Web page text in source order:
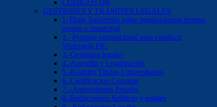
CODIGOS QR
GESTIONES Y TRAMITES LEGALES
1-Titulo Supletorio sobre bienhechurias terreno
propio o municipal
2.- Permiso internacional para conducir
Venezuela PIC
3.-Gestiones legales
4.-Apostilla y Legalización
5.-Registro Títulos Universitarios
6.-Certificacion Consular
7..-Antecedentes Penales
8.-Redacciones Jurídicas y legales